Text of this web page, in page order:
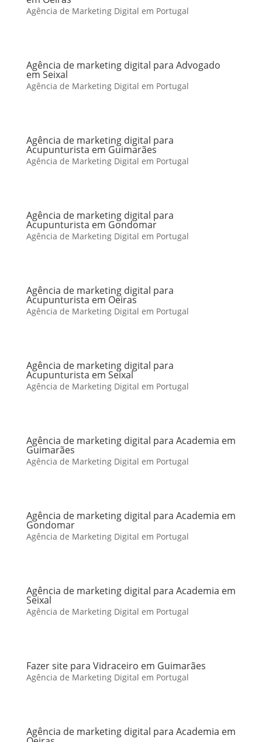
Agência de Marketing Digital em Portugal
Agência de marketing digital para Advogado
em Seixal
Agência de Marketing Digital em Portugal
Agência de marketing digital para
Acupunturista em Guimarães
Agência de Marketing Digital em Portugal
Agência de marketing digital para
Acupunturista em Gondomar
Agência de Marketing Digital em Portugal
Agência de marketing digital para
Acupunturista em Oeiras
Agência de Marketing Digital em Portugal
Agência de marketing digital para
Acupunturista em Seixal
Agência de Marketing Digital em Portugal
Agência de marketing digital para Academia em
Guimarães
Agência de Marketing Digital em Portugal
Agência de marketing digital para Academia em
Gondomar
Agência de Marketing Digital em Portugal
Agência de marketing digital para Academia em
Seixal
Agência de Marketing Digital em Portugal
Fazer site para Vidraceiro em Guimarães
Agência de Marketing Digital em Portugal
Agência de marketing digital para Academia em